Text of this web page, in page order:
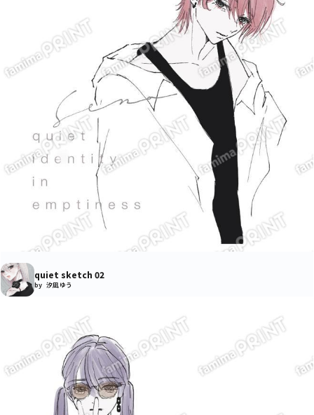
quiet sketch 02
by 汐凪 ゆう